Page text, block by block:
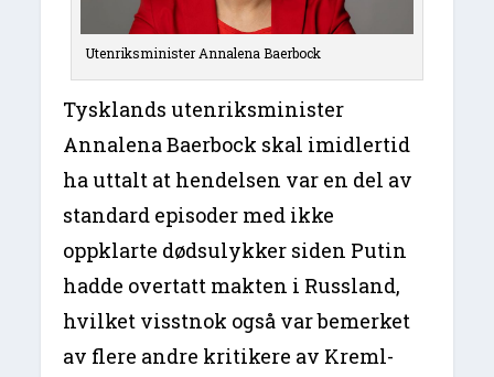
Utenriksminister Annalena Baerbock
Tysklands utenriksminister
Annalena Baerbock skal imidlertid
ha uttalt at hendelsen var en del av
standard episoder med ikke
oppklarte dødsulykker siden Putin
hadde overtatt makten i Russland,
hvilket visstnok også var bemerket
av flere andre kritikere av Kreml-